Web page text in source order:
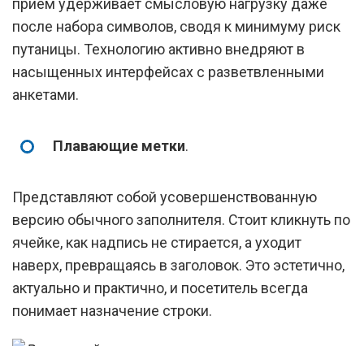
прием удерживает смысловую нагрузку даже
после набора символов, сводя к минимуму риск
путаницы. Технологию активно внедряют в
насыщенных интерфейсах с разветвленными
анкетами.
Плавающие метки.
Представляют собой усовершенствованную
версию обычного заполнителя. Стоит кликнуть по
ячейке, как надпись не стирается, а уходит
наверх, превращаясь в заголовок. Это эстетично,
актуально и практично, и посетитель всегда
понимает назначение строки.